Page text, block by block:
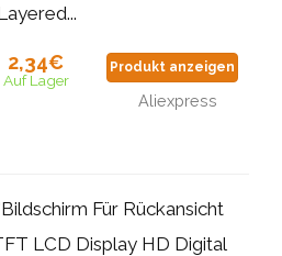
2,34€
Auf Lager
Produkt anzeigen
Aliexpress
Für Rückansicht
LCD Display HD Digital